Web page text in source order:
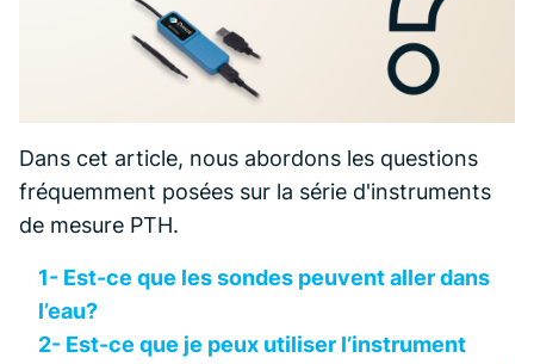
Dans cet article, nous abordons les questions
fréquemment posées sur la série d'instruments
de mesure PTH.
1- Est-ce que les sondes peuvent aller dans
l’eau?
2- Est-ce que je peux utiliser l’instrument